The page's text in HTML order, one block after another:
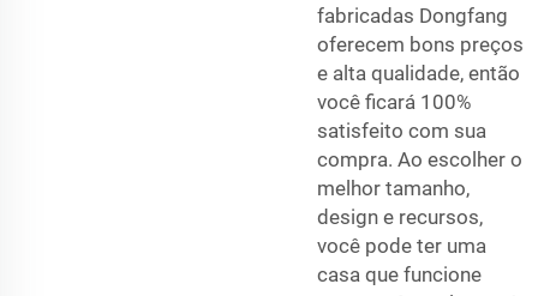
fabricadas Dongfang
oferecem bons preços
e alta qualidade, então
você ficará 100%
satisfeito com sua
compra. Ao escolher o
melhor tamanho,
design e recursos,
você pode ter uma
casa que funcione